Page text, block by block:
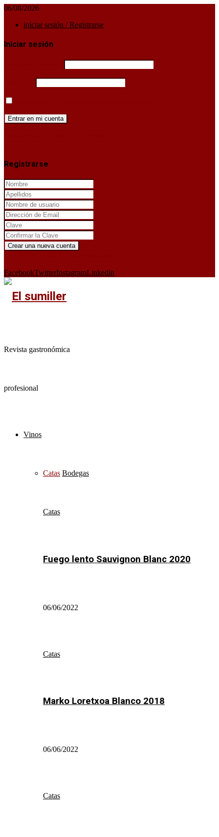
06/08/2026
iniciar sesión / Registrarse
Iniciar sesión
Registrarse
FacebookTwitterInstagramLinkedin
Revista gastronómica
profesional
Vinos
Catas Bodegas
Catas
Fuego lento Sauvignon Blanc 2020
06/06/2022
Catas
Marko Loretxoa Blanco 2018
06/06/2022
Catas